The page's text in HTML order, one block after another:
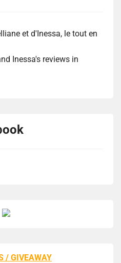
et d'Inessa, le tout en
Inessa's reviews in
/ GIVEAWAY